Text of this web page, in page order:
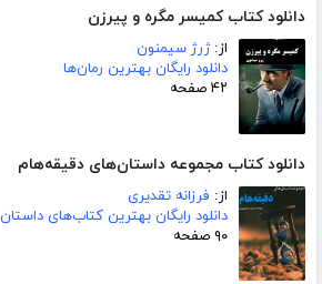
دانلود کتاب کمیسر مگره و پیرزن
از:ژرژ سیمنون
دانلود رایگان بهترین رمان‌ها
۴۲ صفحه
دانلود کتاب مجموعه داستان‌های دقیقه‌هام
از: فرزانه تقدیری
دانلود رایگان بهترین کتاب‌های داستان
۹۰ صفحه